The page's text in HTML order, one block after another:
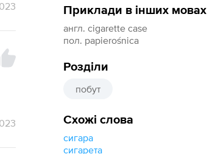
Приклади в інших мовах
англ. cigarette case
пол. papierośnica
Розділи
побут
Схожі слова
сигара
сигарета